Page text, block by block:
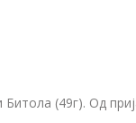
(49г). Од